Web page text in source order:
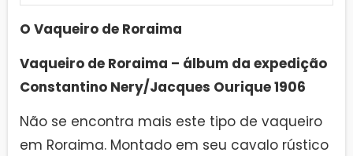
O Vaqueiro de Roraima
Vaqueiro de Roraima – álbum da expedição
Constantino Nery/Jacques Ourique 1906
Não se encontra mais este tipo de vaqueiro
em Roraima. Montado em seu cavalo rústico